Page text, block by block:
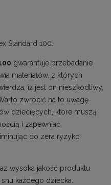
Standard 100.
gwarantuje przebadanie
materiałów, z których
iż jest on nieszkodliwy,
zwrócić na to uwagę
dziecięcych, które muszą
i zapewniać
do zera ryzyko
wysoka jakość produktu
każdego dziecka.